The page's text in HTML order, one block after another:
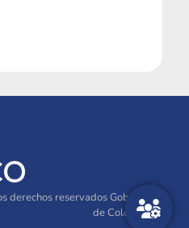
reservados Gobierno
de Colombia